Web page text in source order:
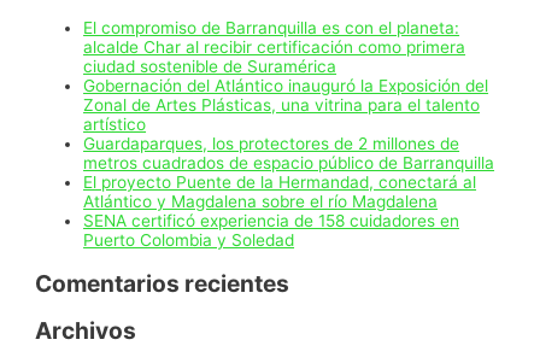
economía
Barranquilla
El compromiso de Barranquilla es con el planeta:
alcalde Char al recibir certificación como primera
ciudad sostenible de Suramérica
Gobernación del Atlántico inauguró la Exposición del
Zonal de Artes Plásticas, una vitrina para el talento
artístico
Guardaparques, los protectores de 2 millones de
metros cuadrados de espacio público de Barranquilla
El proyecto Puente de la Hermandad, conectará al
Atlántico y Magdalena sobre el río Magdalena
SENA certificó experiencia de 158 cuidadores en
Puerto Colombia y Soledad
Comentarios recientes
Archivos